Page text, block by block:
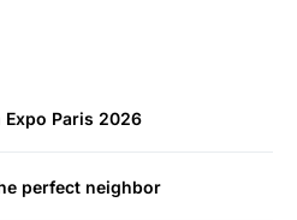
Paris 2026
perfect neighbor